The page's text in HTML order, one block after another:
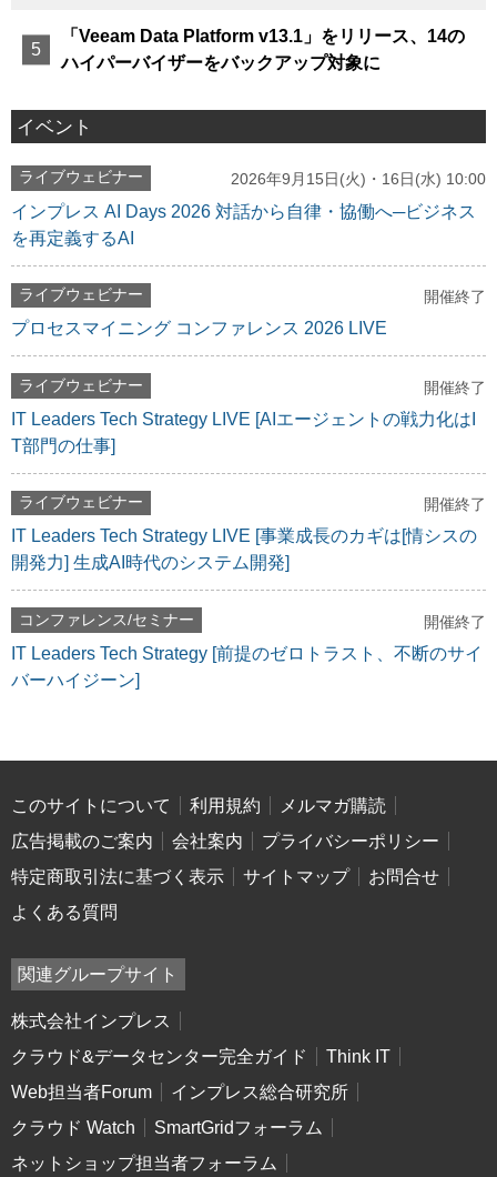
「Veeam Data Platform v13.1」をリリース、14の
ハイパーバイザーをバックアップ対象に
イベント
ライブウェビナー 2026年9月15日(火)・16日(水) 10:00
インプレス AI Days 2026 対話から自律・協働へ─ビジネス
を再定義するAI
ライブウェビナー 開催終了
プロセスマイニング コンファレンス 2026 LIVE
ライブウェビナー 開催終了
IT Leaders Tech Strategy LIVE [AIエージェントの戦力化はI
T部門の仕事]
ライブウェビナー 開催終了
IT Leaders Tech Strategy LIVE [事業成長のカギは[情シスの
開発力] 生成AI時代のシステム開発]
コンファレンス/セミナー 開催終了
IT Leaders Tech Strategy [前提のゼロトラスト、不断のサイ
バーハイジーン]
このサイトについて 利用規約
メルマガ購読
広告掲載のご案内
会社案内
プライバシーポリシー
特定商取引法に基づく表示
サイトマップ
お問合せ
よくある質問
関連グループサイト
株式会社インプレス
クラウド&データセンター完全ガイド
Think IT
Web担当者Forum
インプレス総合研究所
クラウド Watch
SmartGridフォーラム
ネットショップ担当者フォーラム